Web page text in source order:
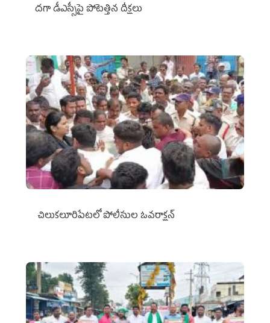
దగా డీఎస్సీపై పోటెత్తిన దీక్షలు
చిలుక‌లూరిపేట‌లో పోలీసుల ఓవ‌రాక్ష‌న్‌